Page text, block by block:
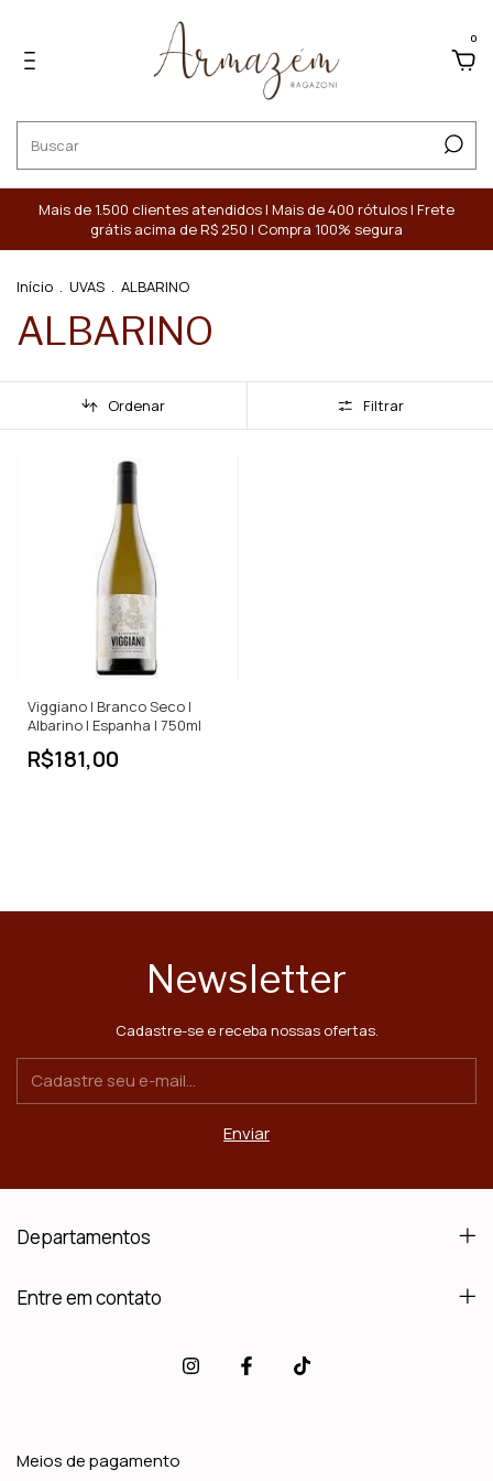
0
Mais de 1.500 clientes atendidos | Mais de 400 rótulos | Frete
grátis acima de R$ 250 | Compra 100% segura
Início . UVAS . ALBARINO
ALBARINO
Ordenar Filtrar
Viggiano | Branco Seco |
Albarino | Espanha | 750ml
R$181,00
Newsletter
Cadastre-se e receba nossas ofertas.
Departamentos
Entre em contato
Meios de pagamento